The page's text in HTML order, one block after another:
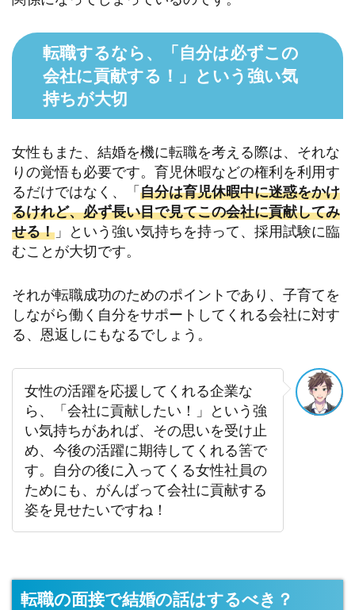
転職するなら、「自分は必ずこの
会社に貢献する！」という強い気
持ちが大切
女性もまた、結婚を機に転職を考える際は、それな
りの覚悟も必要です。育児休暇などの権利を利用す
るだけではなく、「自分は育児休暇中に迷惑をかけ
るけれど、必ず長い目で見てこの会社に貢献してみ
せる！ 」という強い気持ちを持って、採用試験に臨
むことが大切です。
それが転職成功のためのポイントであり、子育てを
しながら働く自分をサポートしてくれる会社に対す
る、恩返しにもなるでしょう。
女性の活躍を応援してくれる企業な
ら、「会社に貢献したい！」という強
い気持ちがあれば、その思いを受け止
め、今後の活躍に期待してくれる筈で
す。自分の後に入ってくる女性社員の
ためにも、がんばって会社に貢献する
姿を見せたいですね！
転職の面接で結婚の話はするべき？